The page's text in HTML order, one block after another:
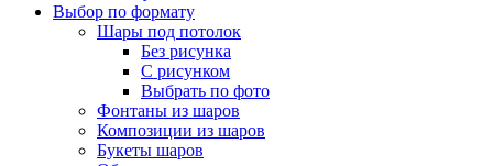
Выбор по формату
Шары под потолок
Без рисунка
С рисунком
Выбрать по фото
Фонтаны из шаров
Композиции из шаров
Букеты шаров